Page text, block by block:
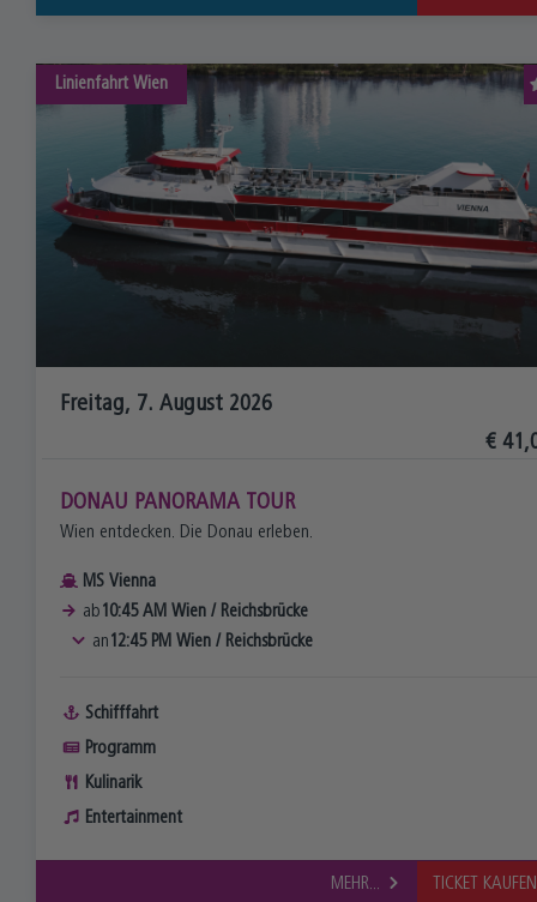
Linienfahrt Wien
Freitag, 7. August 2026
€
DONAU PANORAMA TOUR
Wien entdecken. Die Donau erleben.
MS Vienna
ab10:45 AM Wien / Reichsbrücke
an12:45 PM Wien / Reichsbrücke
Schifffahrt
Programm
Kulinarik
Entertainment
MEHR... TICKET